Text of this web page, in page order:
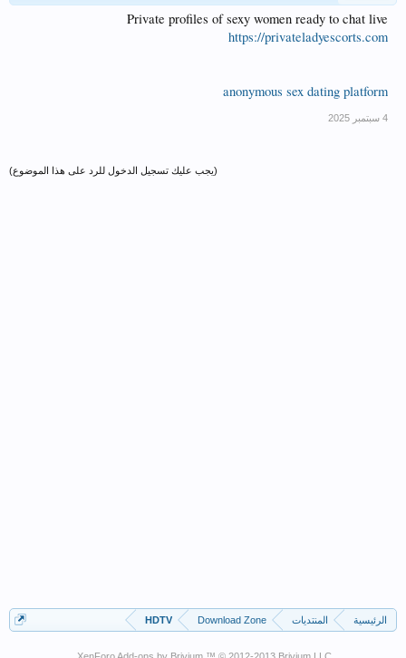
Private profiles of sexy women ready to chat live
https://privateladyescorts.com
anonymous sex dating platform
(يجب عليك تسجيل الدخول للرد على هذا الموضوع)
الرئيسية المنتديات Download Zone
HDTV